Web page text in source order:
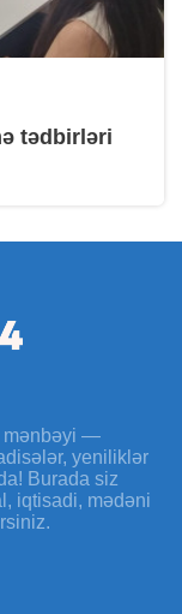
tədbirləri
mənbəyi —
yeniliklər
Burada siz
iqtisadi, mədəni